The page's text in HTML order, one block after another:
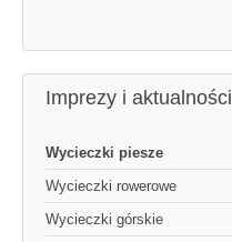
Imprezy i aktualności
Wycieczki piesze
Wycieczki rowerowe
Wycieczki górskie